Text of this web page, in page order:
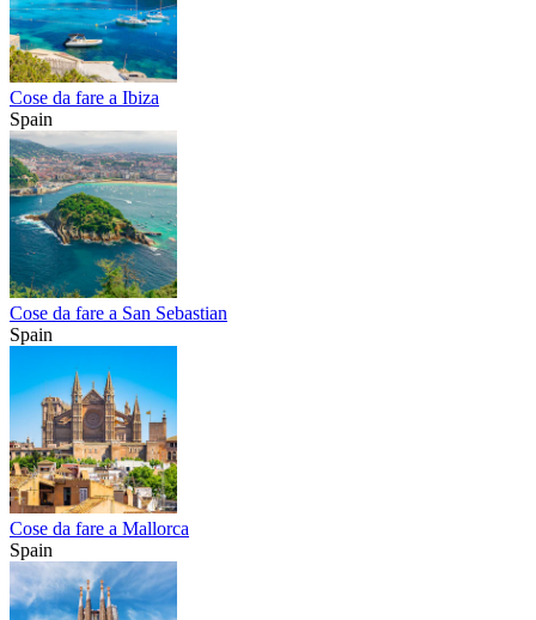
Cose da fare a Ibiza
Spain
Cose da fare a San Sebastian
Spain
Cose da fare a Mallorca
Spain